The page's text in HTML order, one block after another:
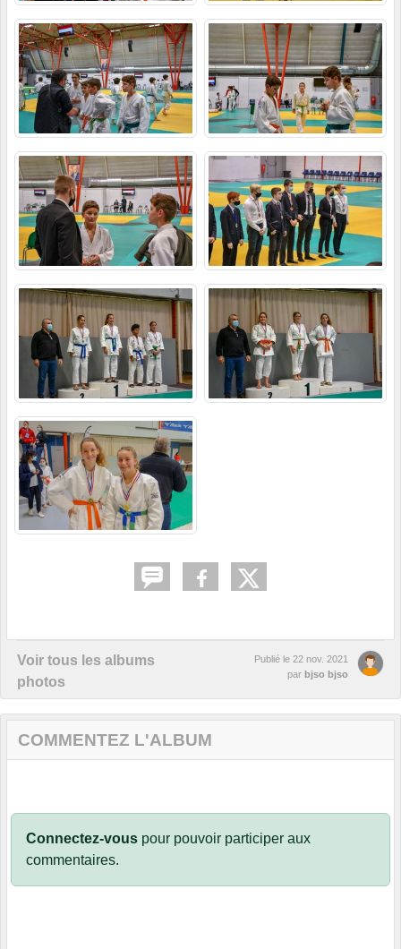
Voir tous les albums
photos
Publié le 22 nov. 2021
par bjso bjso
COMMENTEZ L'ALBUM
Connectez-vous pour pouvoir participer aux
commentaires.